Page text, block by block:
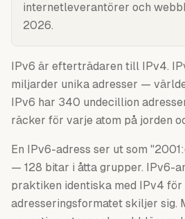
internetleverantörer och
2026.
IPv6 är efterträdaren till IPv4.
miljarder unika adresser —
IPv6 har 340 undecillion
räcker för varje atom på jorden
En IPv6-adress ser ut som
— 128 bitar i åtta grupper. IPv6-
praktiken identiska med IPv4
adresseringsformatet skiljer sig.